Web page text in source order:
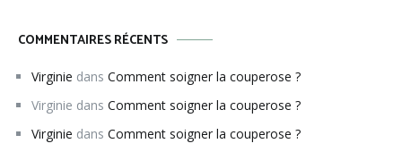
COMMENTAIRES RÉCENTS
Virginie dans Comment soigner la couperose ?
Virginie dans Comment soigner la couperose ?
Virginie dans Comment soigner la couperose ?